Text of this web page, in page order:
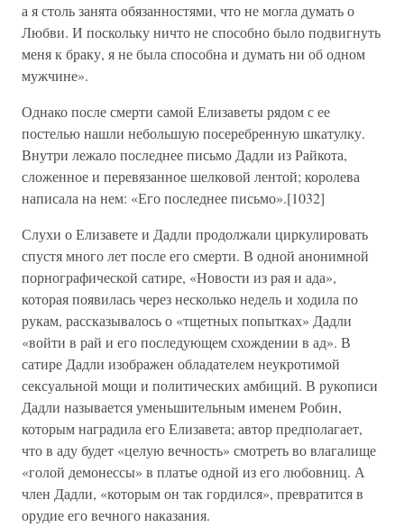
а я столь занята обязанностями, что не могла думать о
Любви. И поскольку ничто не способно было подвигнуть
меня к браку, я не была способна и думать ни об одном
мужчине».
Однако после смерти самой Елизаветы рядом с ее
постелью нашли небольшую посеребренную шкатулку.
Внутри лежало последнее письмо Дадли из Райкота,
сложенное и перевязанное шелковой лентой; королева
написала на нем: «Его последнее письмо».[1032]
Слухи о Елизавете и Дадли продолжали циркулировать
спустя много лет после его смерти. В одной анонимной
порнографической сатире, «Новости из рая и ада»,
которая появилась через несколько недель и ходила по
рукам, рассказывалось о «тщетных попытках» Дадли
«войти в рай и его последующем схождении в ад». В
сатире Дадли изображен обладателем неукротимой
сексуальной мощи и политических амбиций. В рукописи
Дадли называется уменьшительным именем Робин,
которым наградила его Елизавета; автор предполагает,
что в аду будет «целую вечность» смотреть во влагалище
«голой демонессы» в платье одной из его любовниц. А
член Дадли, «которым он так гордился», превратится в
орудие его вечного наказания.